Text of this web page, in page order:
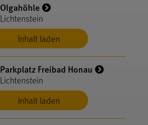
Inhalt laden
Olgahöhle
Lichtenstein
Inhalt laden
Parkplatz Freibad Honau
Lichtenstein